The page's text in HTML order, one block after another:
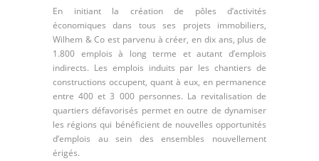
En initiant la création de pôles d’activités
économiques dans tous ses projets immobiliers,
Wilhem & Co est parvenu à créer, en dix ans, plus de
1.800 emplois à long terme et autant d’emplois
indirects. Les emplois induits par les chantiers de
constructions occupent, quant à eux, en permanence
entre 400 et 3 000 personnes. La revitalisation de
quartiers défavorisés permet en outre de dynamiser
les régions qui bénéficient de nouvelles opportunités
d’emplois au sein des ensembles nouvellement
érigés.